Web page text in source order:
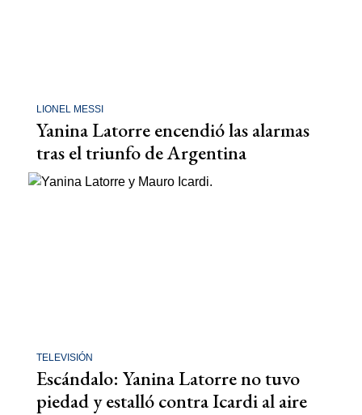
LIONEL MESSI
Yanina Latorre encendió las alarmas
tras el triunfo de Argentina
TELEVISIÓN
Escándalo: Yanina Latorre no tuvo
piedad y estalló contra Icardi al aire